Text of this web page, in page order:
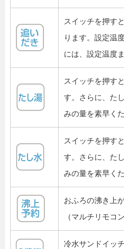
スイッチを押す
ります。設定温
には、設定温度
スイッチを押す
す。さらに、た
みの量を素早く
スイッチを押す
す。さらに、た
みの量を素早く
おふろの沸き上
（マルチリモコ
冷水サンドイッ